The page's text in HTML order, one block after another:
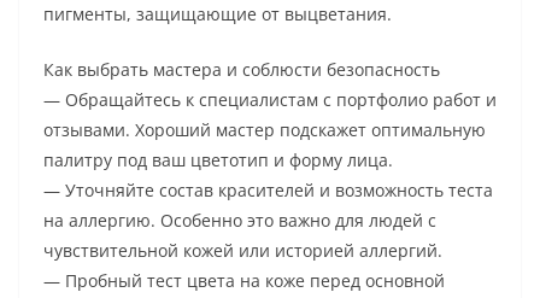
пигменты, защищающие от выцветания.
Как выбрать мастера и соблюсти безопасность
— Обращайтесь к специалистам с портфолио работ и
отзывами. Хороший мастер подскажет оптимальную
палитру под ваш цветотип и форму лица.
— Уточняйте состав красителей и возможность теста
на аллергию. Особенно это важно для людей с
чувствительной кожей или историей аллергий.
— Пробный тест цвета на коже перед основной